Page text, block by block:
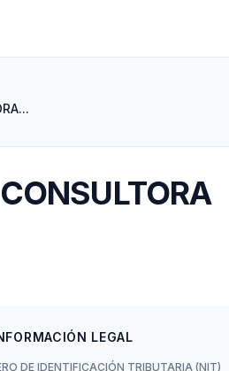
LEGAL
DE IDENTIFICACIÓN TRIBUTARIA (NIT)